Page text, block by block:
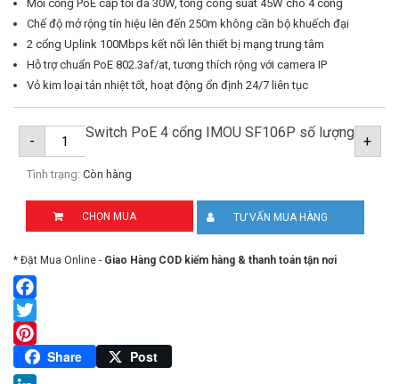
Mỗi cổng PoE cấp tối đa 30W, tổng công suất 45W cho 4 cổng
Chế độ mở rộng tín hiệu lên đến 250m không cần bộ khuếch đại
2 cổng Uplink 100Mbps kết nối lên thiết bị mạng trung tâm
Hỗ trợ chuẩn PoE 802.3af/at, tương thích rộng với camera IP
Vỏ kim loại tản nhiệt tốt, hoạt động ổn định 24/7 liên tục
- Switch PoE 4 cổng IMOU SF106P số lượng +
Tình trạng: Còn hàng
CHỌN MUA TƯ VẤN MUA HÀNG
* Đặt Mua Online - Giao Hàng COD kiểm hàng & thanh toán tận nơi
Facebook
Twitter
Pinterest
Share Post